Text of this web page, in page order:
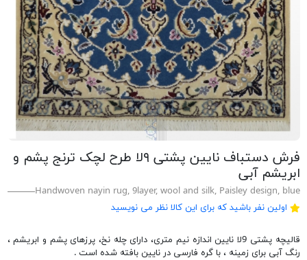
فرش دستباف نایین پشتی ۹لا طرح لچک ترنج پشم و
ابریشم آبی
Handwoven nayin rug, 9layer, wool and silk, Paisley design, blue
اولین نفر باشید که برای این کالا نظر می نویسید
قالیچه پشتی 9لا نایین اندازه نیم متری، دارای چله نخ، پرزهای پشم و ابریشم ،
رنگ آبی برای زمینه ، با گره فارسی در نایین بافته شده است .